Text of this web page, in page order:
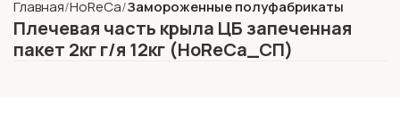
Главная HoReCa Замороженные полуфабрикаты
Плечевая часть крыла ЦБ запеченная
пакет 2кг г/я 12кг (HoReCa_СП)